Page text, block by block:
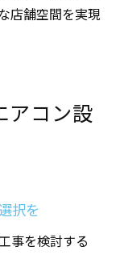
店舗空間を実現
アコン設
択を
事を検討する